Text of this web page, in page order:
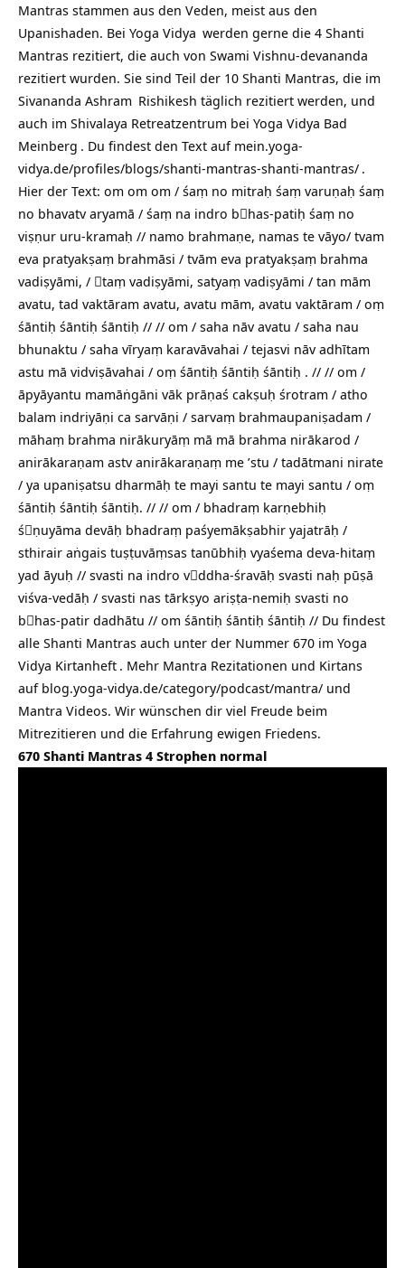
Mantras stammen aus den Veden, meist aus den
Upanishaden. Bei Yoga Vidya werden gerne die 4 Shanti
Mantras rezitiert, die auch von Swami Vishnu-devananda
rezitiert wurden. Sie sind Teil der 10 Shanti Mantras, die im
Sivananda Ashram Rishikesh täglich rezitiert werden, und
auch im Shivalaya Retreatzentrum bei Yoga Vidya Bad
Meinberg . Du findest den Text auf mein.yoga-
vidya.de/profiles/blogs/shanti-mantras-shanti-mantras/ .
Hier der Text: om om om / śaṃ no mitraḥ śaṃ varuṇaḥ śaṃ
no bhavatv aryamā / śaṃ na indro bhas-patiḥ śaṃ no
viṣṇur uru-kramaḥ // namo brahmaṇe, namas te vāyo/ tvam
eva pratyakṣaṃ brahmāsi / tvām eva pratyakṣaṃ brahma
vadiṣyāmi, / taṃ vadiṣyāmi, satyaṃ vadiṣyāmi / tan mām
avatu, tad vaktāram avatu, avatu mām, avatu vaktāram / oṃ
śāntiḥ śāntiḥ śāntiḥ // // om / saha nāv avatu / saha nau
bhunaktu / saha vīryaṃ karavāvahai / tejasvi nāv adhītam
astu mā vidviṣāvahai / oṃ śāntiḥ śāntiḥ śāntiḥ . // // om /
āpyāyantu mamāṅgāni vāk prāṇaś cakṣuḥ śrotram / atho
balam indriyāṇi ca sarvāṇi / sarvaṃ brahmaupaniṣadam /
māhaṃ brahma nirākuryāṃ mā mā brahma nirākarod /
anirākaraṇam astv anirākaraṇaṃ me ’stu / tadātmani nirate
/ ya upaniṣatsu dharmāḥ te mayi santu te mayi santu / oṃ
śāntiḥ śāntiḥ śāntiḥ. // // om / bhadraṃ karṇebhiḥ
śṇuyāma devāḥ bhadraṃ paśyemākṣabhir yajatrāḥ /
sthirair aṅgais tuṣṭuvāṃsas tanūbhiḥ vyaśema deva-hitaṃ
yad āyuḥ // svasti na indro vddha-śravāḥ svasti naḥ pūṣā
viśva-vedāḥ / svasti nas tārkṣyo ariṣṭa-nemiḥ svasti no
bhas-patir dadhātu // om śāntiḥ śāntiḥ śāntiḥ // Du findest
alle Shanti Mantras auch unter der Nummer 670 im Yoga
Vidya Kirtanheft . Mehr Mantra Rezitationen und Kirtans
auf blog.yoga-vidya.de/category/podcast/mantra/ und
Mantra Videos. Wir wünschen dir viel Freude beim
Mitrezitieren und die Erfahrung ewigen Friedens.
670 Shanti Mantras 4 Strophen normal